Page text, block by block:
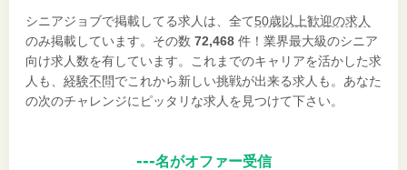
シニアジョブで掲載してる求人は、全て50歳以上歓迎の求人
のみ掲載しています。その数 72,468 件！業界最大級のシニア
向け求人数を有しています。これまでのキャリアを活かした求
人も、 経験不問でこれから新しい挑戦が出来る求人も。あなた
の次のチャレンジにピッタリな求人を見つけて下さい。
---名がオファー受信